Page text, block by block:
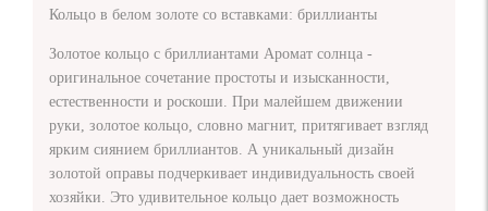
Кольцо в белом золоте со вставками: бриллианты
Золотое кольцо с бриллиантами Аромат солнца -
оригинальное сочетание простоты и изысканности,
естественности и роскоши. При малейшем движении
руки, золотое кольцо, словно магнит, притягивает взгляд
ярким сиянием бриллиантов. А уникальный дизайн
золотой оправы подчеркивает индивидуальность своей
хозяйки. Это удивительное кольцо дает возможность